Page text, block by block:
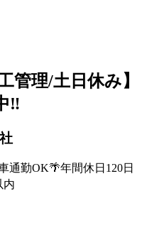
管理/土日休み】
‼
通勤OK🌴年間休日120日
内